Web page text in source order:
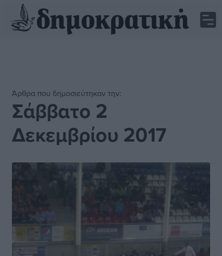
Άρθρα που δημοσιεύτηκαν την:
Σάββατο 2
Δεκεμβρίου 2017